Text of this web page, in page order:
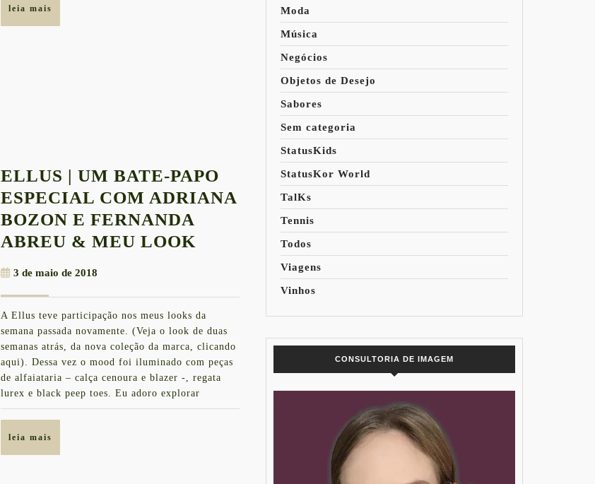
leia mais
ELLUS | UM BATE-PAPO
ESPECIAL COM ADRIANA
BOZON E FERNANDA
ABREU & MEU LOOK
BATE-
PAPO
ESPECIAL
COM
ADRIANA
BOZON
3 de maio de 2018
de
2018
A Ellus teve participação nos meus looks da
semana passada novamente. (Veja o look de duas
semanas atrás, da nova coleção da marca, clicando
aqui). Dessa vez o mood foi iluminado com peças
de alfaiataria – calça cenoura e blazer -, regata
lurex e black peep toes. Eu adoro explorar
leia mais
Moda
Música
Negócios
Objetos de Desejo
Sabores
Sem categoria
StatusKids
StatusKor World
TalKs
Tennis
Todos
Viagens
Vinhos
CONSULTORIA DE IMAGEM